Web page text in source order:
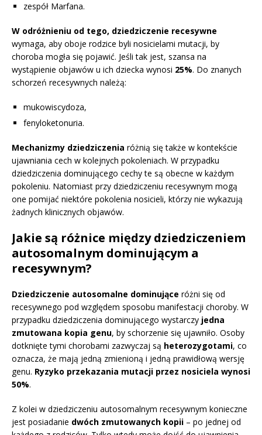
zespół Marfana.
W odróżnieniu od tego, dziedziczenie recesywne
wymaga, aby oboje rodzice byli nosicielami mutacji, by
choroba mogła się pojawić. Jeśli tak jest, szansa na
wystąpienie objawów u ich dziecka wynosi 25%. Do znanych
schorzeń recesywnych należą:
mukowiscydoza,
fenyloketonuria.
Mechanizmy dziedziczenia różnią się także w kontekście
ujawniania cech w kolejnych pokoleniach. W przypadku
dziedziczenia dominującego cechy te są obecne w każdym
pokoleniu. Natomiast przy dziedziczeniu recesywnym mogą
one pomijać niektóre pokolenia nosicieli, którzy nie wykazują
żadnych klinicznych objawów.
Jakie są różnice między dziedziczeniem
autosomalnym dominującym a
recesywnym?
Dziedziczenie autosomalne dominujące różni się od
recesywnego pod względem sposobu manifestacji choroby. W
przypadku dziedziczenia dominującego wystarczy jedna
zmutowana kopia genu, by schorzenie się ujawniło. Osoby
dotknięte tymi chorobami zazwyczaj są heterozygotami, co
oznacza, że mają jedną zmienioną i jedną prawidłową wersję
genu. Ryzyko przekazania mutacji przez nosiciela wynosi
50%.
Z kolei w dziedziczeniu autosomalnym recesywnym konieczne
jest posiadanie dwóch zmutowanych kopii – po jednej od